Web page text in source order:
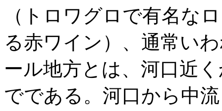
（トロワグロで有名な
る赤ワイン）、通常い
ール地方とは、河口近
でである。河口から中